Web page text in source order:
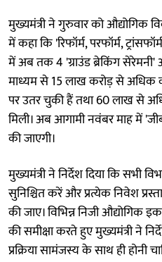
मुख्यमंत्री ने गुरुवार को औद्योगिक
में कहा कि 'रिफॉर्म, परफॉर्म,
में अब तक 4 'ग्राउंड ब्रेकिंग
माध्यम से 15 लाख करोड़ से अधिक
पर उतर चुकी हैं तथा 60 लाख से
मिली। अब आगामी नवंबर माह में
की जाएगी।
मुख्यमंत्री ने निर्देश दिया कि सभी
सुनिश्चित करें और प्रत्येक निवेश
की जाए। विभिन्न निजी औद्योगिक
की समीक्षा करते हुए मुख्यमंत्री ने
प्रक्रिया सामंजस्य के साथ ही होनी